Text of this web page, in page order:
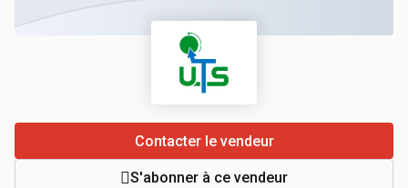
Contacter le vendeur
S'abonner à ce vendeur